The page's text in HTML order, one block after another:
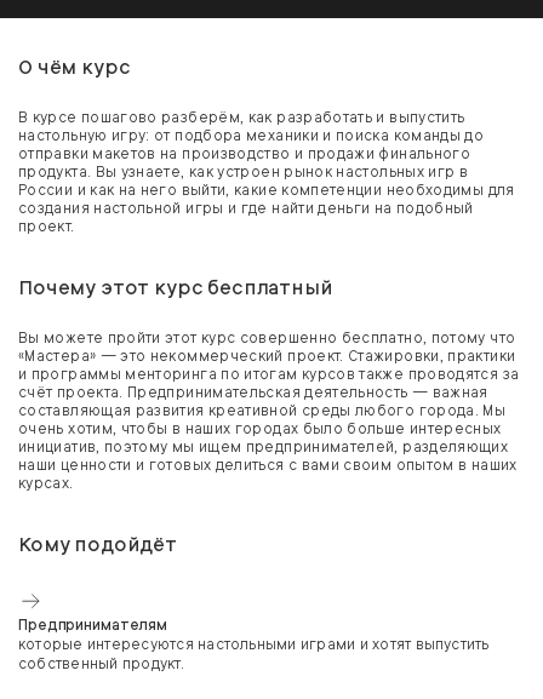
О чём курс
В курсе пошагово разберём, как разработать и выпустить
настольную игру: от подбора механики и поиска команды до
отправки макетов на производство и продажи финального
продукта. Вы узнаете, как устроен рынок настольных игр в
России и как на него выйти, какие компетенции необходимы для
создания настольной игры и где найти деньги на подобный
проект.
Почему этот курс бесплатный
Вы можете пройти этот курс совершенно бесплатно, потому что
«Мастера» — это некоммерческий проект. Стажировки, практики
и программы менторинга по итогам курсов также проводятся за
счёт проекта. Предпринимательская деятельность — важная
составляющая развития креативной среды любого города. Мы
очень хотим, чтобы в наших городах было больше интересных
инициатив, поэтому мы ищем предпринимателей, разделяющих
наши ценности и готовых делиться с вами своим опытом в наших
курсах.
Кому подойдёт
Предпринимателям
которые интересуются настольными играми и хотят выпустить
собственный продукт.